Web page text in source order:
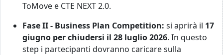
ToMove e CTE NEXT 2.0.
Fase II - Business Plan Competition: si aprirà il 17
giugno per chiudersi il 28 luglio 2026. In questo
step i partecipanti dovranno caricare sulla